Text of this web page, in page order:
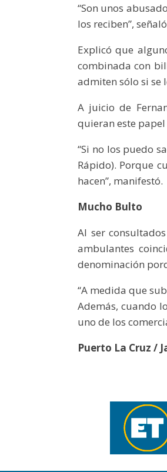
“Son unos
los reciben”,
Explicó que
combinada con
admiten sólo si se
A juicio de
quieran este
“Si no los puedo
Rápido). Porque
hacen”, manifestó.
Mucho Bulto
Al ser
ambulantes
denominación
“A medida que
Además, cuando
uno de los
Puerto La Cruz /